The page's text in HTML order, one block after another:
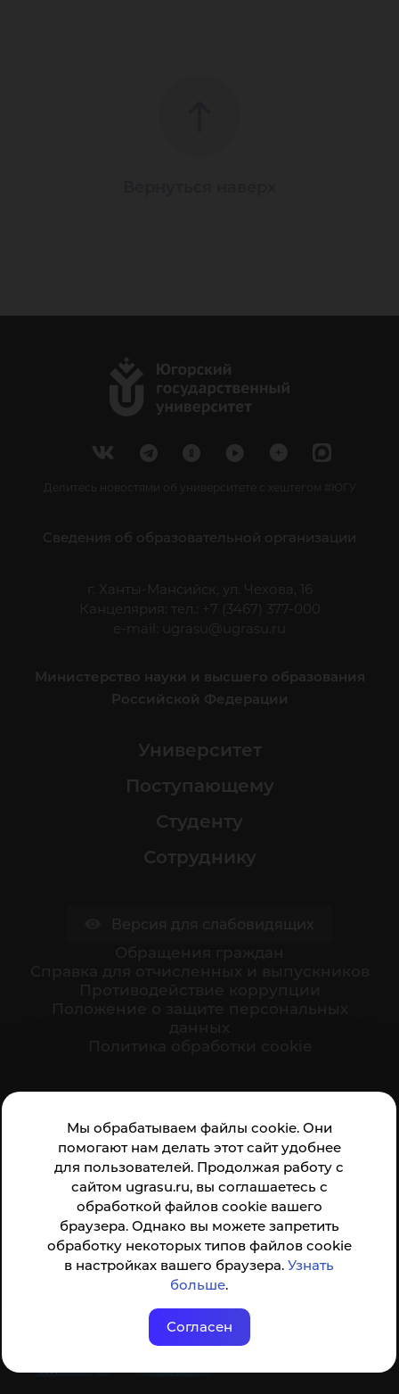
Мы обрабатываем файлы cookie. Они
помогают нам делать этот сайт удобнее
для пользователей. Продолжая работу с
сайтом ugrasu.ru, вы соглашаетесь с
обработкой файлов cookie вашего
браузера. Однако вы можете запретить
обработку некоторых типов файлов cookie
в настройках вашего браузера.Узнать
больше.
Согласен
Делитесь новостями об университете с хештегом #ЮГУ
Сведения об образовательной организации
г. Ханты-Мансийск, ул. Чехова, 16
Канцелярия: тел.: +7 (3467) 377-000
e-mail:
ugrasu@ugrasu.ru
Министерство науки и высшего образования
Российской Федерации
Университет
Поступающему
Студенту
Сотруднику
организации:
Анкета доступна по QR-коду, а так же по прямой
ссылке
© ФГБОУ ВО ЮГУ 2001–2026